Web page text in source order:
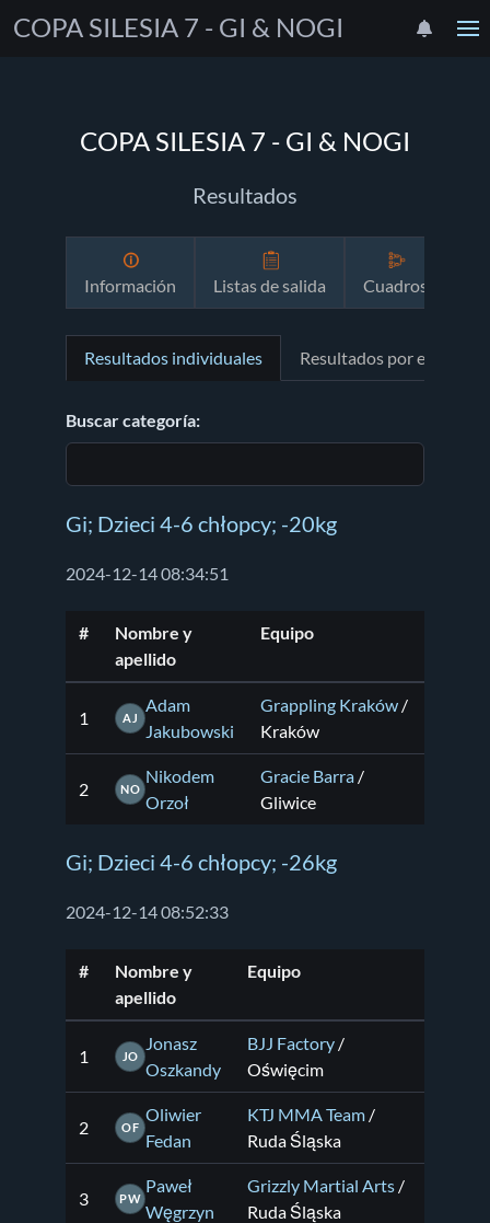
COPA SILESIA 7 - GI & NOGI
COPA SILESIA 7 - GI & NOGI
Resultados
Información Listas de salida Cuadros
Resultados individuales Resultados por equipos
Buscar categoría:
Gi; Dzieci 4-6 chłopcy; -20kg
2024-12-14 08:34:51
#
Nombre y
apellido
Equipo
1 AJ
Adam
Jakubowski
Grappling Kraków /
Kraków
2 NO
Nikodem
Orzoł
Gracie Barra /
Gliwice
Gi; Dzieci 4-6 chłopcy; -26kg
2024-12-14 08:52:33
#
Nombre y
apellido
Equipo
1 JO
Jonasz
Oszkandy
BJJ Factory /
Oświęcim
2 OF
Oliwier
Fedan
KTJ MMA Team /
Ruda Śląska
3 PW
Paweł
Węgrzyn
Grizzly Martial Arts /
Ruda Śląska